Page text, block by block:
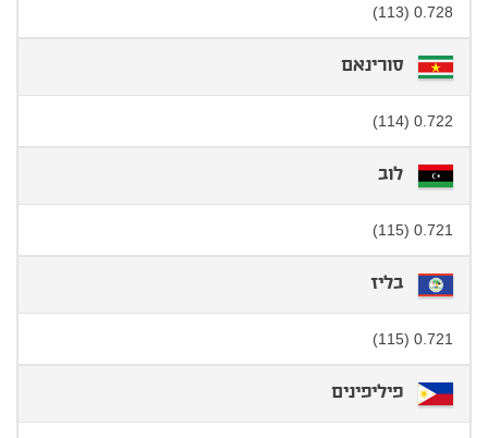
0.728 (113)
סורינאם
0.722 (114)
לוב
0.721 (115)
בליז
0.721 (115)
פיליפינים